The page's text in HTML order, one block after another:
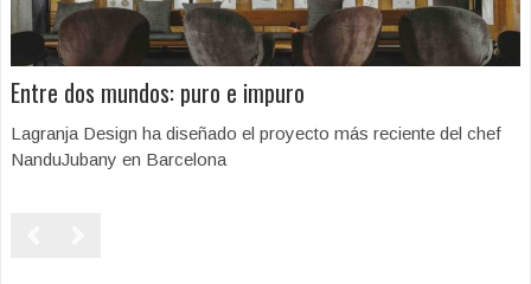
Entre dos mundos: puro e impuro
Lagranja Design ha diseñado el proyecto más reciente del chef
NanduJubany en Barcelona